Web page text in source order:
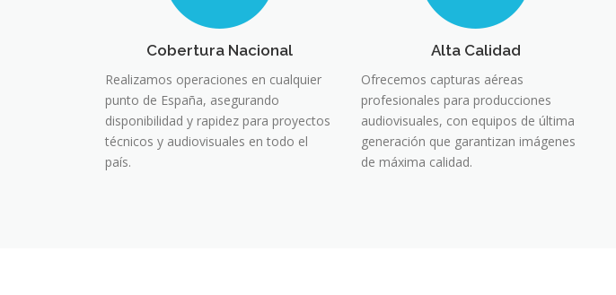
Cobertura Nacional
Realizamos operaciones en cualquier
punto de España, asegurando
disponibilidad y rapidez para proyectos
técnicos y audiovisuales en todo el
país.
Alta Calidad
Ofrecemos capturas aéreas
profesionales para producciones
audiovisuales, con equipos de última
generación que garantizan imágenes
de máxima calidad.